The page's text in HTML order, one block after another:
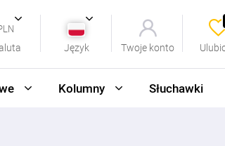
Język Twoje konto
Kolumny Słuchawki